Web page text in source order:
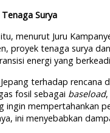
Surya
menurut Juru
proyek tenaga surya
energi yang
terhadap rencana
fosil sebagai baseload,
ingin mempertahankan
ini menyebabkan